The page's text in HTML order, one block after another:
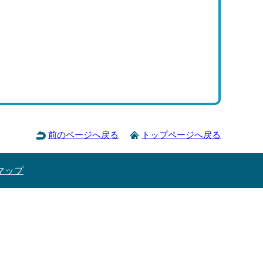
前のページへ戻る トップページへ戻る
ップ